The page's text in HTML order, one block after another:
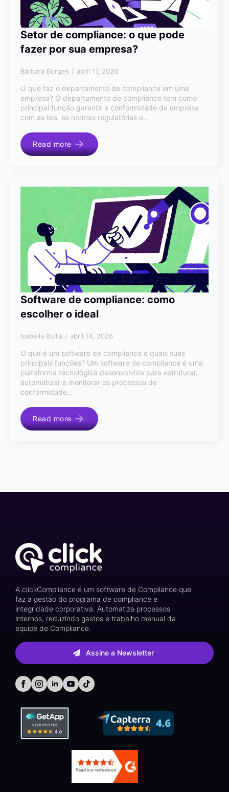
Setor de compliance: o que pode
fazer por sua empresa?
Bárbara Borges abril 17, 2026
O que faz o departamento de compliance em uma
empresa? O departamento de compliance tem como
principal função garantir a conformidade da empresa
com as leis, as normas regulatórias e…
Read more
Software de compliance: como
escolher o ideal
Isabella Bullia abril 14, 2026
O que é um software de compliance e quais suas
principais funções? Um software de compliance é uma
plataforma tecnológica desenvolvida para estruturar,
automatizar e monitorar os processos de
conformidade…
Read more
A clickCompliance é um software de Compliance que
faz a gestão do programa de compliance e
integridade corporativa. Automatiza processos
internos, reduzindo gastos e trabalho manual da
equipe de Compliance.
Assine a Newsletter